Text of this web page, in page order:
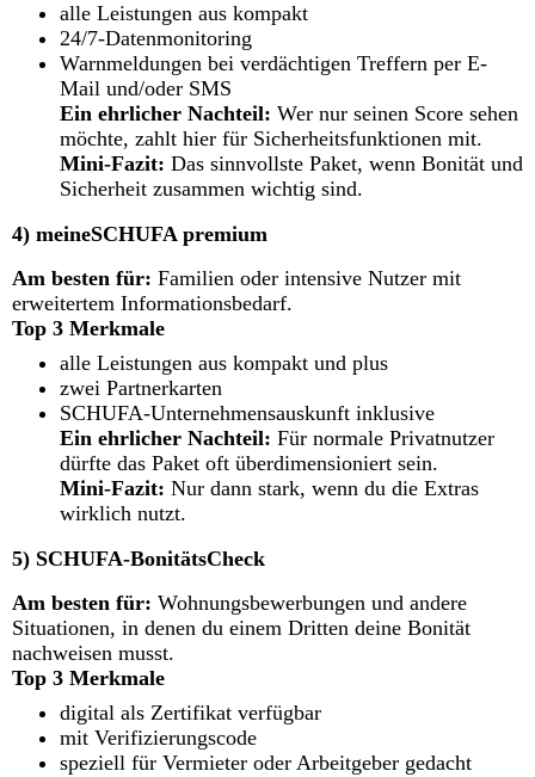
alle Leistungen aus kompakt
24/7-Datenmonitoring
Warnmeldungen bei verdächtigen Treffern per E-
Mail und/oder SMS
Ein ehrlicher Nachteil: Wer nur seinen Score sehen
möchte, zahlt hier für Sicherheitsfunktionen mit.
Mini-Fazit: Das sinnvollste Paket, wenn Bonität und
Sicherheit zusammen wichtig sind.
4) meineSCHUFA premium
Am besten für: Familien oder intensive Nutzer mit
erweitertem Informationsbedarf.
Top 3 Merkmale
alle Leistungen aus kompakt und plus
zwei Partnerkarten
SCHUFA-Unternehmensauskunft inklusive
Ein ehrlicher Nachteil: Für normale Privatnutzer
dürfte das Paket oft überdimensioniert sein.
Mini-Fazit: Nur dann stark, wenn du die Extras
wirklich nutzt.
5) SCHUFA-BonitätsCheck
Am besten für: Wohnungsbewerbungen und andere
Situationen, in denen du einem Dritten deine Bonität
nachweisen musst.
Top 3 Merkmale
digital als Zertifikat verfügbar
mit Verifizierungscode
speziell für Vermieter oder Arbeitgeber gedacht